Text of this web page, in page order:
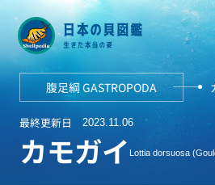
腹足綱 GASTROPODA
最終更新日 2023.11.06
カモガイ Lottia dorsuosa